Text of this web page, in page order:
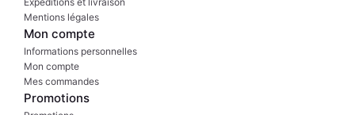
Mentions légales
Mon compte
Informations personnelles
Mon compte
Mes commandes
Promotions